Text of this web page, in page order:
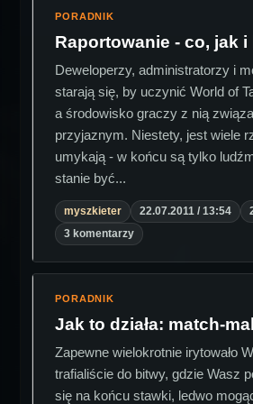
PORADNIK
Raportowanie - co, jak i
Deweloperzy, administratorzy i
starają się, by uczynić World of
a środowisko graczy z nią
przyjaznym. Niestety, jest wiele
umykają - w końcu są tylko
stanie być...
myszkieter 22.07.2011 / 13:54
3 komentarzy
PORADNIK
Jak to działa: match-
Zapewne wielokrotnie irytowało
trafialiście do bitwy, gdzie Wasz
się na końcu stawki, ledwo